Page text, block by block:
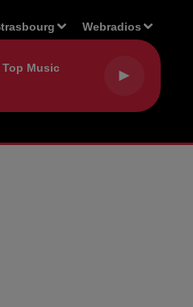
Webradios